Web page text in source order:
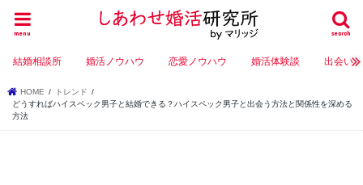
search
menu
結婚相談所 婚活ノウハウ 恋愛ノウハウ 婚活体験談 出会い
HOME
トレンド
どうすればハイスペック男子と結婚できる？ハイスペック男子と出会う方法と関係性を深める
方法